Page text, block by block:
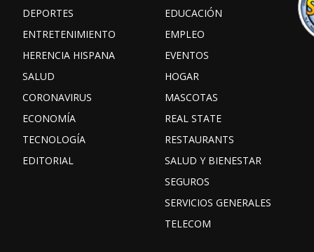
DEPORTES
ENTRETENIMIENTO
HERENCIA HISPANA
SALUD
CORONAVIRUS
ECONOMÍA
TECNOLOGÍA
EDITORIAL
EDUCACIÓN
EMPLEO
EVENTOS
HOGAR
MASCOTAS
REAL STATE
RESTAURANTS
SALUD Y BIENESTAR
SEGUROS
SERVICIOS GENERALES
TELECOM